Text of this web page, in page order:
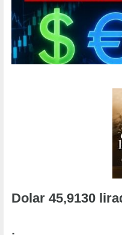
Dolar 45,9130